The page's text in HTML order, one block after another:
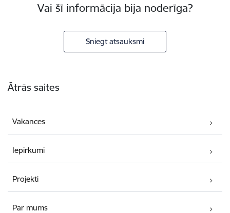
Vai šī informācija bija noderīga?
Sniegt atsauksmi
Ātrās saites
Vakances
Iepirkumi
Projekti
Par mums